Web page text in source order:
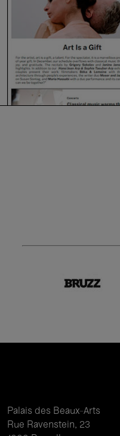
Palais des Beaux-Arts
Rue Ravenstein, 23